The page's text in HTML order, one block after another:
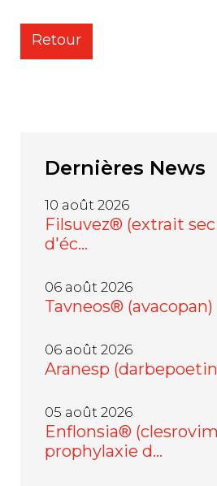
Retour
Dernières News
10 août 2026
Filsuvez® (extrait
d'éc…
06 août 2026
Tavneos® (avacopan)
06 août 2026
Aranesp
05 août 2026
Enflonsia®
prophylaxie d…